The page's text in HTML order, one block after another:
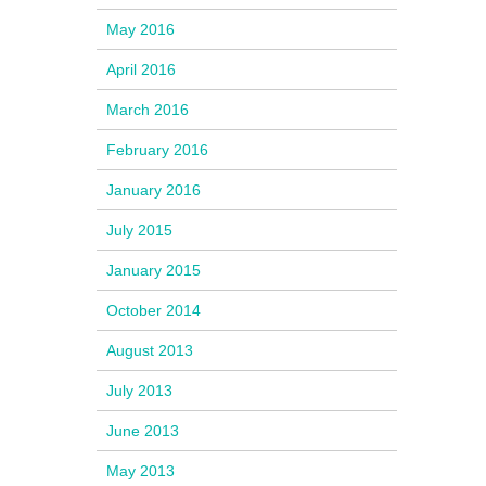
May 2016
April 2016
March 2016
February 2016
January 2016
July 2015
January 2015
October 2014
August 2013
July 2013
June 2013
May 2013